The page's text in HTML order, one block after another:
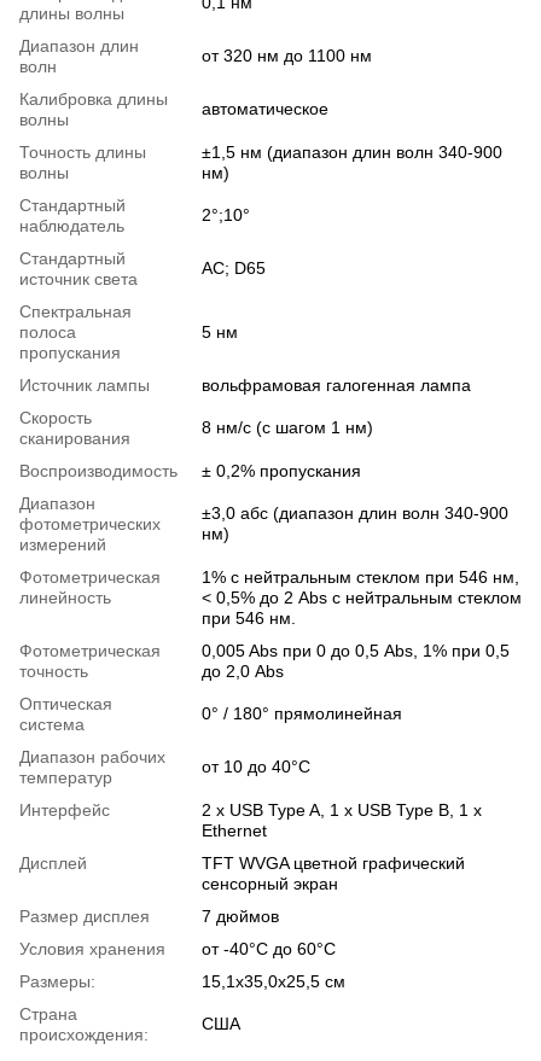
длины волны
Диапазон длин
волн
от 320 нм до 1100 нм
Калибровка длины
волны
автоматическое
Точность длины
волны
±1,5 нм (диапазон длин волн 340-900
нм)
Стандартный
наблюдатель
2°;10°
Стандартный
источник света
AC; D65
Спектральная
полоса
пропускания
5 нм
Источник лампы
вольфрамовая галогенная лампа
Скорость
сканирования
8 нм/с (с шагом 1 нм)
Воспроизводимость
± 0,2% пропускания
Диапазон
фотометрических
измерений
±3,0 абс (диапазон длин волн 340-900
нм)
Фотометрическая
линейность
1% с нейтральным стеклом при 546 нм,
< 0,5% до 2 Abs с нейтральным стеклом
при 546 нм.
Фотометрическая
точность
0,005 Abs при 0 до 0,5 Abs, 1% при 0,5
до 2,0 Abs
Оптическая
система
0° / 180° прямолинейная
Диапазон рабочих
температур
от 10 до 40°C
Интерфейс
2 x USB Type A, 1 x USB Type B, 1 x
Ethernet
Дисплей
TFT WVGA цветной графический
сенсорный экран
Размер дисплея
7 дюймов
Условия хранения
от -40°C до 60°C
Размеры:
15,1x35,0x25,5 см
Страна
происхождения:
США